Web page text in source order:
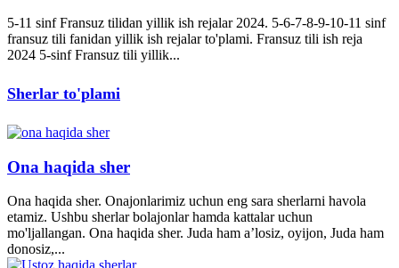
5-11 sinf Fransuz tilidan yillik ish rejalar 2024. 5-6-7-8-9-10-11 sinf
fransuz tili fanidan yillik ish rejalar to'plami. Fransuz tili ish reja
2024 5-sinf Fransuz tili yillik...
Sherlar to'plami
Ona haqida sher
Ona haqida sher. Onajonlarimiz uchun eng sara sherlarni havola
etamiz. Ushbu sherlar bolajonlar hamda kattalar uchun
mo'ljallangan. Ona haqida sher. Juda ham a’losiz, oyijon, Juda ham
donosiz,...